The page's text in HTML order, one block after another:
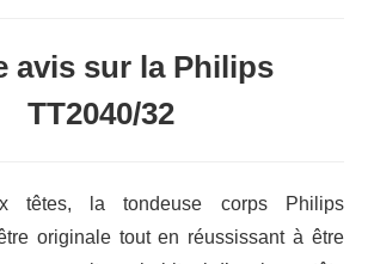
avis sur la Philips
TT2040/32
têtes, la tondeuse corps Philips
originale tout en réussissant à être